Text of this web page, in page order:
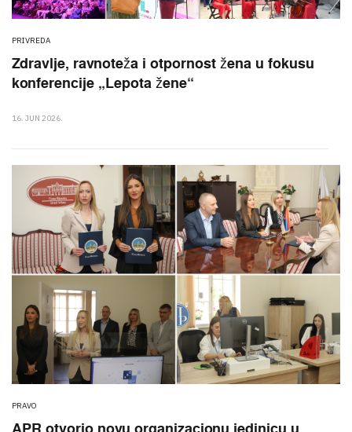
PRIVREDA
Zdravlje, ravnoteža i otpornost žena u fokusu
konferencije „Lepota žene“
16. JUN 2026.
PRAVO